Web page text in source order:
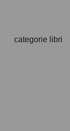
categorie libri